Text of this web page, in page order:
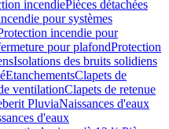
incendiePièces détachées
pour systèmes
incendie pour
pour plafondProtection
Isolations des bruits solidiens
EtanchementsClapets de
ventilationClapets de retenue
PluviaNaissances d'eaux
d'eaux